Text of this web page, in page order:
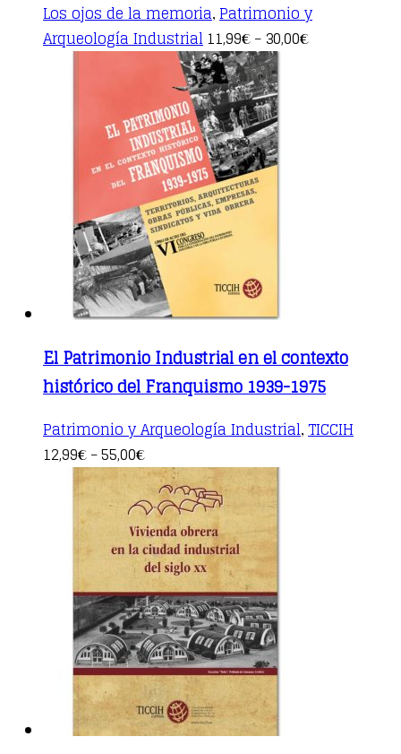
Los ojos de la memoria, Patrimonio y
Arqueología Industrial This
product
has
multiple
variants.
The
options
may
be
chosen
on
the
product
11,99€ – 30,00€
El Patrimonio Industrial en el contexto
histórico del Franquismo 1939-1975
Patrimonio y Arqueología Industrial, TICCIH
This
product
variants.
chosen
product
page
12,99€ – 55,00€